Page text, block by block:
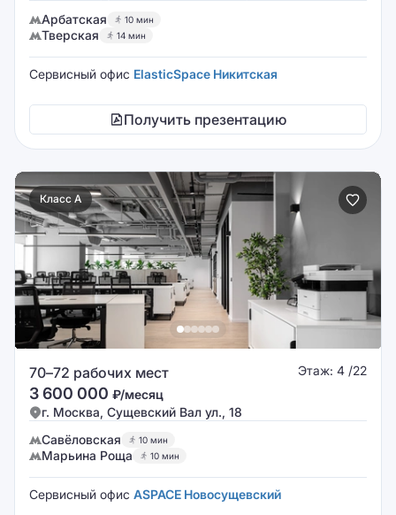
Арбатская
10 мин
Тверская 14 мин
Сервисный офис ElasticSpace Никитская
Получить презентацию
Класс A
70–72 рабочих мест Этаж: 4 /22
3 600 000 ₽/месяц
г. Москва, Сущевский Вал ул., 18
Савёловская
10 мин
Марьина Роща 10 мин
Сервисный офис ASPACE Новосущевский